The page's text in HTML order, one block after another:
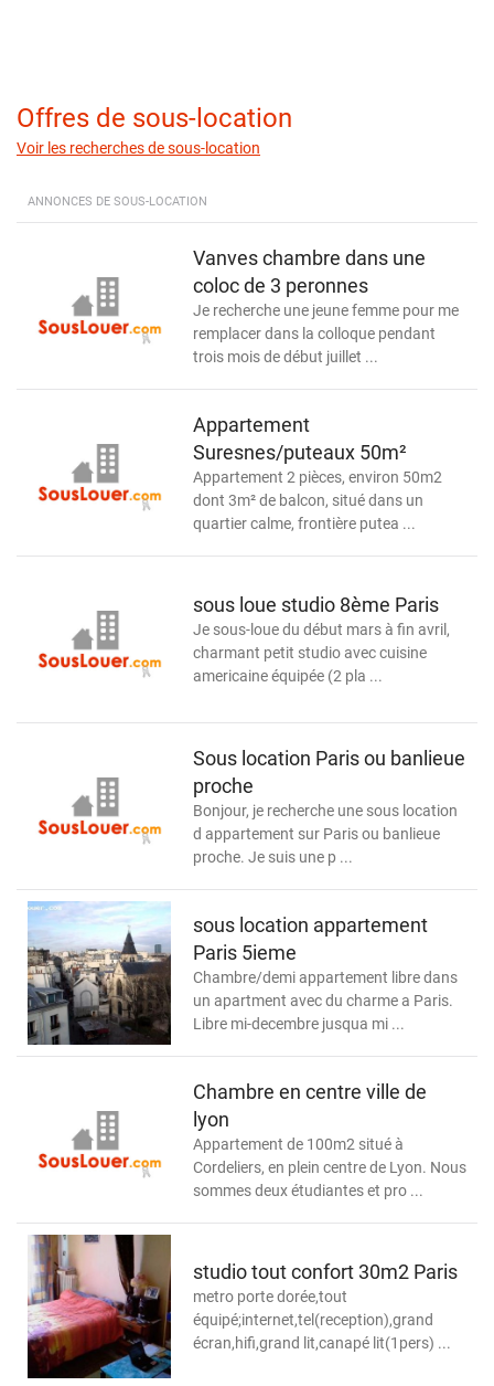
Offres de sous-location
Voir les recherches de sous-location
ANNONCES DE SOUS-LOCATION
Vanves chambre dans une
coloc de 3 peronnes
Je recherche une jeune femme pour me
remplacer dans la colloque pendant
trois mois de début juillet ...
Appartement
Suresnes/puteaux 50m²
Appartement 2 pièces, environ 50m2
dont 3m² de balcon, situé dans un
quartier calme, frontière putea ...
sous loue studio 8ème Paris
Je sous-loue du début mars à fin avril,
charmant petit studio avec cuisine
americaine équipée (2 pla ...
Sous location Paris ou banlieue
proche
Bonjour, je recherche une sous location
d appartement sur Paris ou banlieue
proche. Je suis une p ...
sous location appartement
Paris 5ieme
Chambre/demi appartement libre dans
un apartment avec du charme a Paris.
Libre mi-decembre jusqua mi ...
Chambre en centre ville de
lyon
Appartement de 100m2 situé à
Cordeliers, en plein centre de Lyon. Nous
sommes deux étudiantes et pro ...
studio tout confort 30m2 Paris
metro porte dorée,tout
équipé;internet,tel(reception),grand
écran,hifi,grand lit,canapé lit(1pers) ...